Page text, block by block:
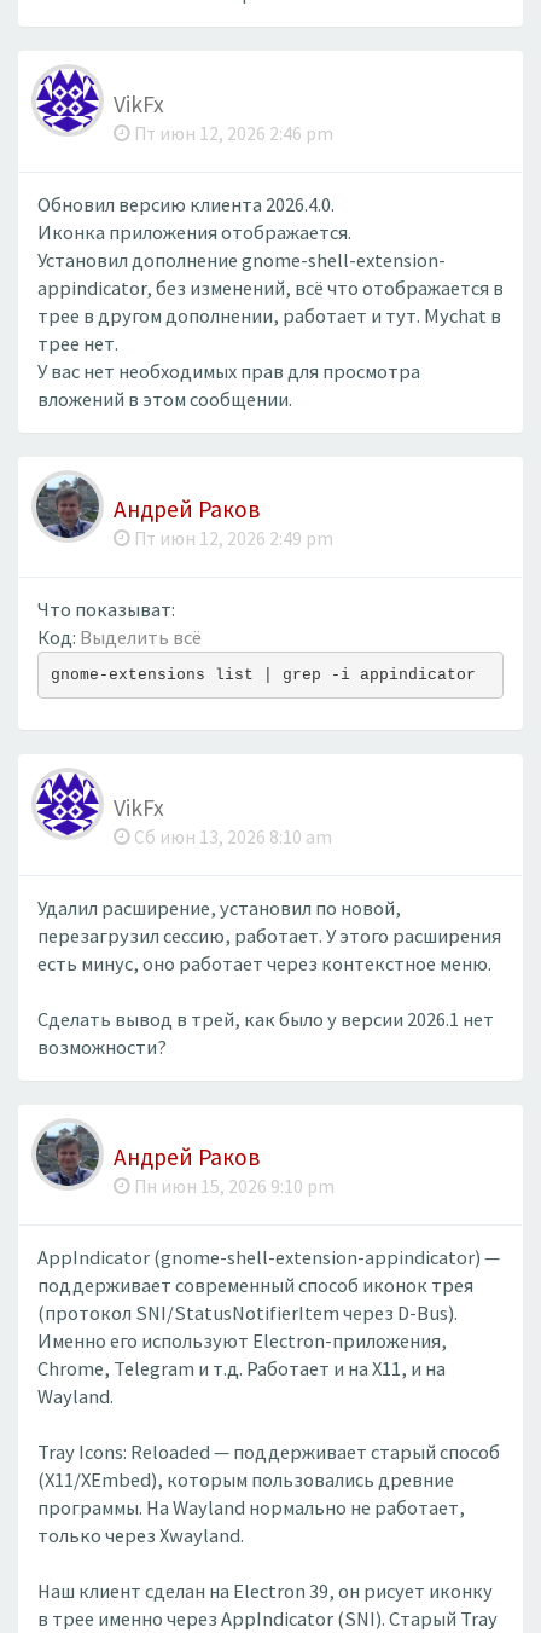
VikFx
Пт июн 12, 2026 2:46 pm
Обновил версию клиента 2026.4.0.
Иконка приложения отображается.
Установил дополнение gnome-shell-extension-
appindicator, без изменений, всё что отображается в
трее в другом дополнении, работает и тут. Mychat в
трее нет.
У вас нет необходимых прав для просмотра
вложений в этом сообщении.
Андрей Раков
Пт июн 12, 2026 2:49 pm
Что показыват:
Код: Выделить всё
gnome-extensions list | grep -i appindicator
VikFx
Сб июн 13, 2026 8:10 am
Удалил расширение, установил по новой,
перезагрузил сессию, работает. У этого расширения
есть минус, оно работает через контекстное меню.
Сделать вывод в трей, как было у версии 2026.1 нет
возможности?
Андрей Раков
Пн июн 15, 2026 9:10 pm
AppIndicator (gnome-shell-extension-appindicator) —
поддерживает современный способ иконок трея
(протокол SNI/StatusNotifierItem через D-Bus).
Именно его используют Electron-приложения,
Chrome, Telegram и т.д. Работает и на X11, и на
Wayland.
Tray Icons: Reloaded — поддерживает старый способ
(X11/XEmbed), которым пользовались древние
программы. На Wayland нормально не работает,
только через Xwayland.
Наш клиент сделан на Electron 39, он рисует иконку
в трее именно через AppIndicator (SNI). Старый Tray